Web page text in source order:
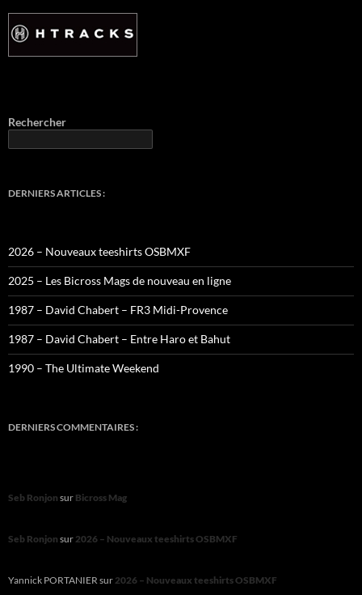
Rechercher
DERNIERS ARTICLES :
2026 – Nouveaux teeshirts OSBMXF
2025 – Les Bicross Mags de nouveau en ligne
1987 – David Chabert – FR3 Midi-Provence
1987 – David Chabert – Entre Haro et Bahut
1990 – The Ultimate Weekend
DERNIERS COMMENTAIRES :
Seb Ronjon sur Bicross Mag
Seb Ronjon sur2026 – Nouveaux teeshirts OSBMXF
Yannick PORTANIERsur2026 – Nouveaux teeshirts OSBMXF